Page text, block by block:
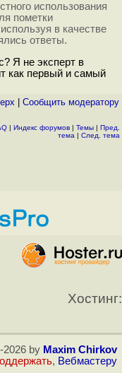
использования
пометки
в качестве
ответы.
Я не эксперт в
как первый и самый
Cообщить модератору
| Индекс форумов | Темы | Пред.
тема | След. тема
Хостинг:
2026 by Maxim Chirkov
, Вебмастеру